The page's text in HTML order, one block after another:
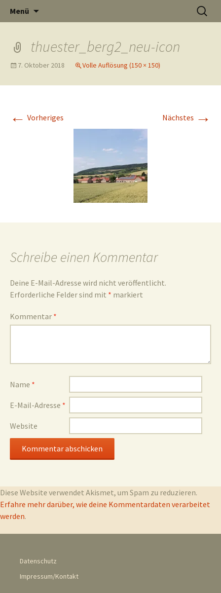
Thüste im
Internet
und
aus
und
Menü
Suchen
nach:
thuester_berg2_neu-icon
7. Oktober 2018 Volle Auflösung (150 × 150)
← Vorheriges Nächstes →
Schreibe einen Kommentar
Deine E-Mail-Adresse wird nicht veröffentlicht.
Erforderliche Felder sind mit * markiert
Kommentar *
Name *
E-Mail-Adresse *
Website
Diese Website verwendet Akismet, um Spam zu reduzieren.
Erfahre mehr darüber, wie deine Kommentardaten verarbeitet
werden.
Datenschutz
Impressum/Kontakt